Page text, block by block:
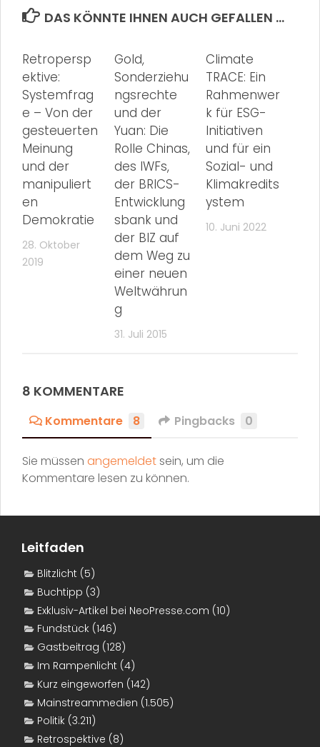
DAS KÖNNTE IHNEN AUCH GEFALLEN …
Retropersp
ektive:
Systemfrag
e – Von der
gesteuerten
Meinung
und der
manipuliert
en
Demokratie
28. Oktober
2019
Gold,
Sonderziehu
ngsrechte
und der
Yuan: Die
Rolle Chinas,
des IWFs,
der BRICS-
Entwicklung
sbank und
der BIZ auf
dem Weg zu
einer neuen
Weltwährun
g
31. Juli 2015
Climate
TRACE: Ein
Rahmenwer
k für ESG-
Initiativen
und für ein
Sozial- und
Klimakredits
ystem
10. Juni 2022
8 KOMMENTARE
Kommentare 8 Pingbacks 0
Sie müssen angemeldetsein, um die
Kommentare lesen zu können.
Leitfaden
Blitzlicht (5)
Buchtipp (3)
Exklusiv-Artikel bei NeoPresse.com (10)
Fundstück (146)
Gastbeitrag (128)
Im Rampenlicht (4)
Kurz eingeworfen (142)
Mainstreammedien (1.505)
Politik (3.211)
Retrospektive (8)